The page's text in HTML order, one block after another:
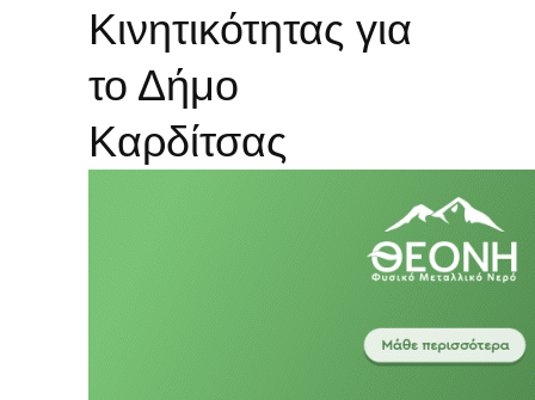
Κινητικότητας για
το Δήμο
Καρδίτσας